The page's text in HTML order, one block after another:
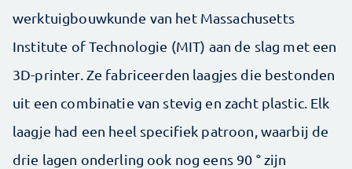
werktuigbouwkunde van het Massachusetts
Institute of Technologie (MIT) aan de slag met een
3D-printer. Ze fabriceerden laagjes die bestonden
uit een combinatie van stevig en zacht plastic. Elk
laagje had een heel specifiek patroon, waarbij de
drie lagen onderling ook nog eens 90 ° zijn